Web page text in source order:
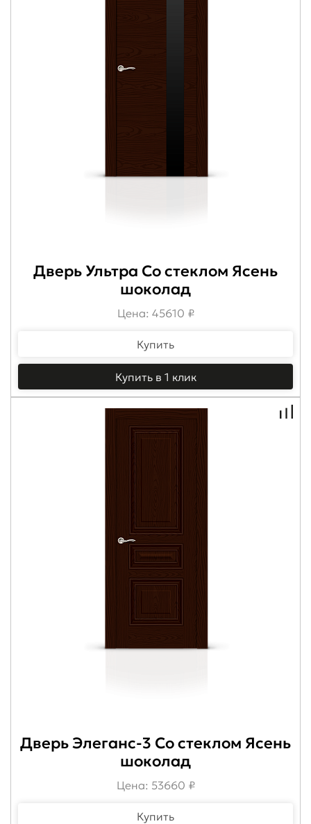
Дверь Ультра Со стеклом Ясень
шоколад
Цена: 45610 ₽
Купить
Купить в 1 клик
Дверь Элеганс-3 Со стеклом Ясень
шоколад
Цена: 53660 ₽
Купить